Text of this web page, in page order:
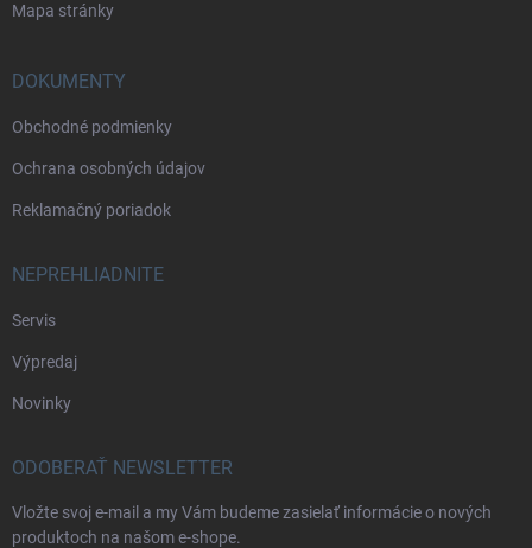
Mapa stránky
DOKUMENTY
Obchodné podmienky
Ochrana osobných údajov
Reklamačný poriadok
NEPREHLIADNITE
Servis
Výpredaj
Novinky
ODOBERAŤ NEWSLETTER
Vložte svoj e-mail a my Vám budeme zasielať informácie o nových
produktoch na našom e-shope.